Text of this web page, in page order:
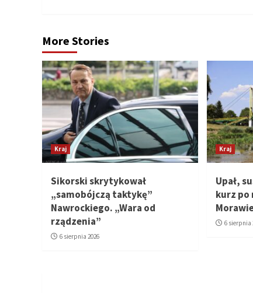
More Stories
Kraj
Sikorski skrytykował
„samobójczą taktykę”
Nawrockiego. „Wara od
rządzenia”
6 sierpnia 2026
Kraj
Upał,
kurz po
6 sierpnia